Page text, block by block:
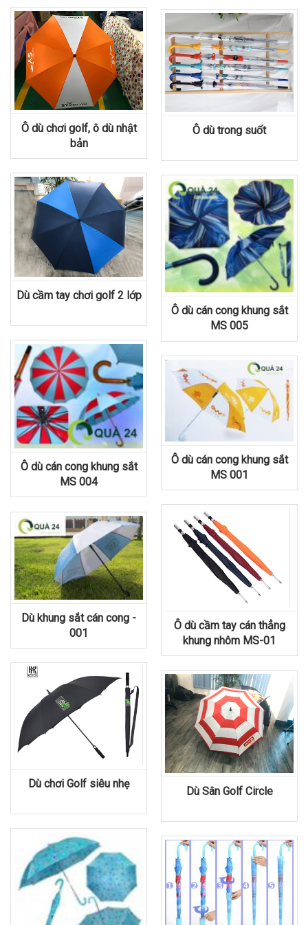
Ô dù chơi golf, ô dù nhật
bản
Ô dù trong suốt
Dù cầm tay chơi golf 2 lớp
Ô dù cán cong khung sắt
MS 005
Ô dù cán cong khung sắt
MS 004
Ô dù cán cong khung sắt
MS 001
Ô dù cầm tay cán thẳng
khung nhôm MS-01
Dù khung sắt cán cong -
001
Dù chơi Golf siêu nhẹ
Dù Sân Golf Circle